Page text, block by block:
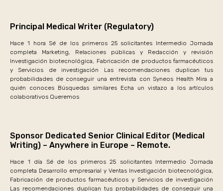
Principal Medical Writer (Regulatory)
Hace 1 hora Sé de los primeros 25 solicitantes Intermedio Jornada
completa Marketing, Relaciones públicas y Redacción y revisión
Investigación biotecnológica, Fabricación de productos farmacéuticos
y Servicios de investigación Las recomendaciones duplican tus
probabilidades de conseguir una entrevista con Syneos Health Mira a
quién conoces Búsquedas similares Echa un vistazo a los artículos
colaborativos Queremos
Sponsor Dedicated Senior Clinical Editor (Medical
Writing) – Anywhere in Europe – Remote.
Hace 1 día Sé de los primeros 25 solicitantes Intermedio Jornada
completa Desarrollo empresarial y Ventas Investigación biotecnológica,
Fabricación de productos farmacéuticos y Servicios de investigación
Las recomendaciones duplican tus probabilidades de conseguir una